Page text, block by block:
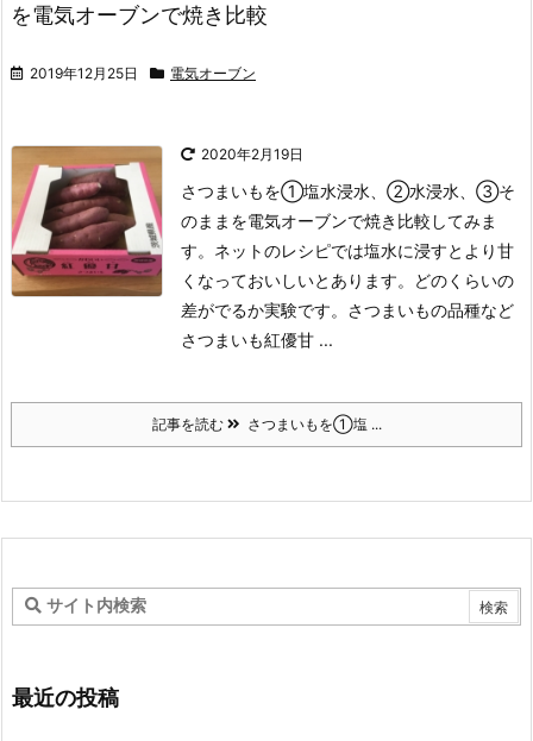
を電気オーブンで焼き比較
2019年12月25日 電気オーブン
2020年2月19日
さつまいもを①塩水浸水、②水浸水、➂そ
のままを電気オーブンで焼き比較してみま
す。 ネットのレシピでは塩水に浸すとより甘
くなっておいしいとあります。どのくらいの
差がでるか実験です。 さつまいもの品種など
さつまいも紅優甘 ...
記事を読む さつまいもを①塩 ...
最近の投稿